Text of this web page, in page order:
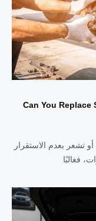
Can You
تشعر بعدم الاستقرار
فغالبًا